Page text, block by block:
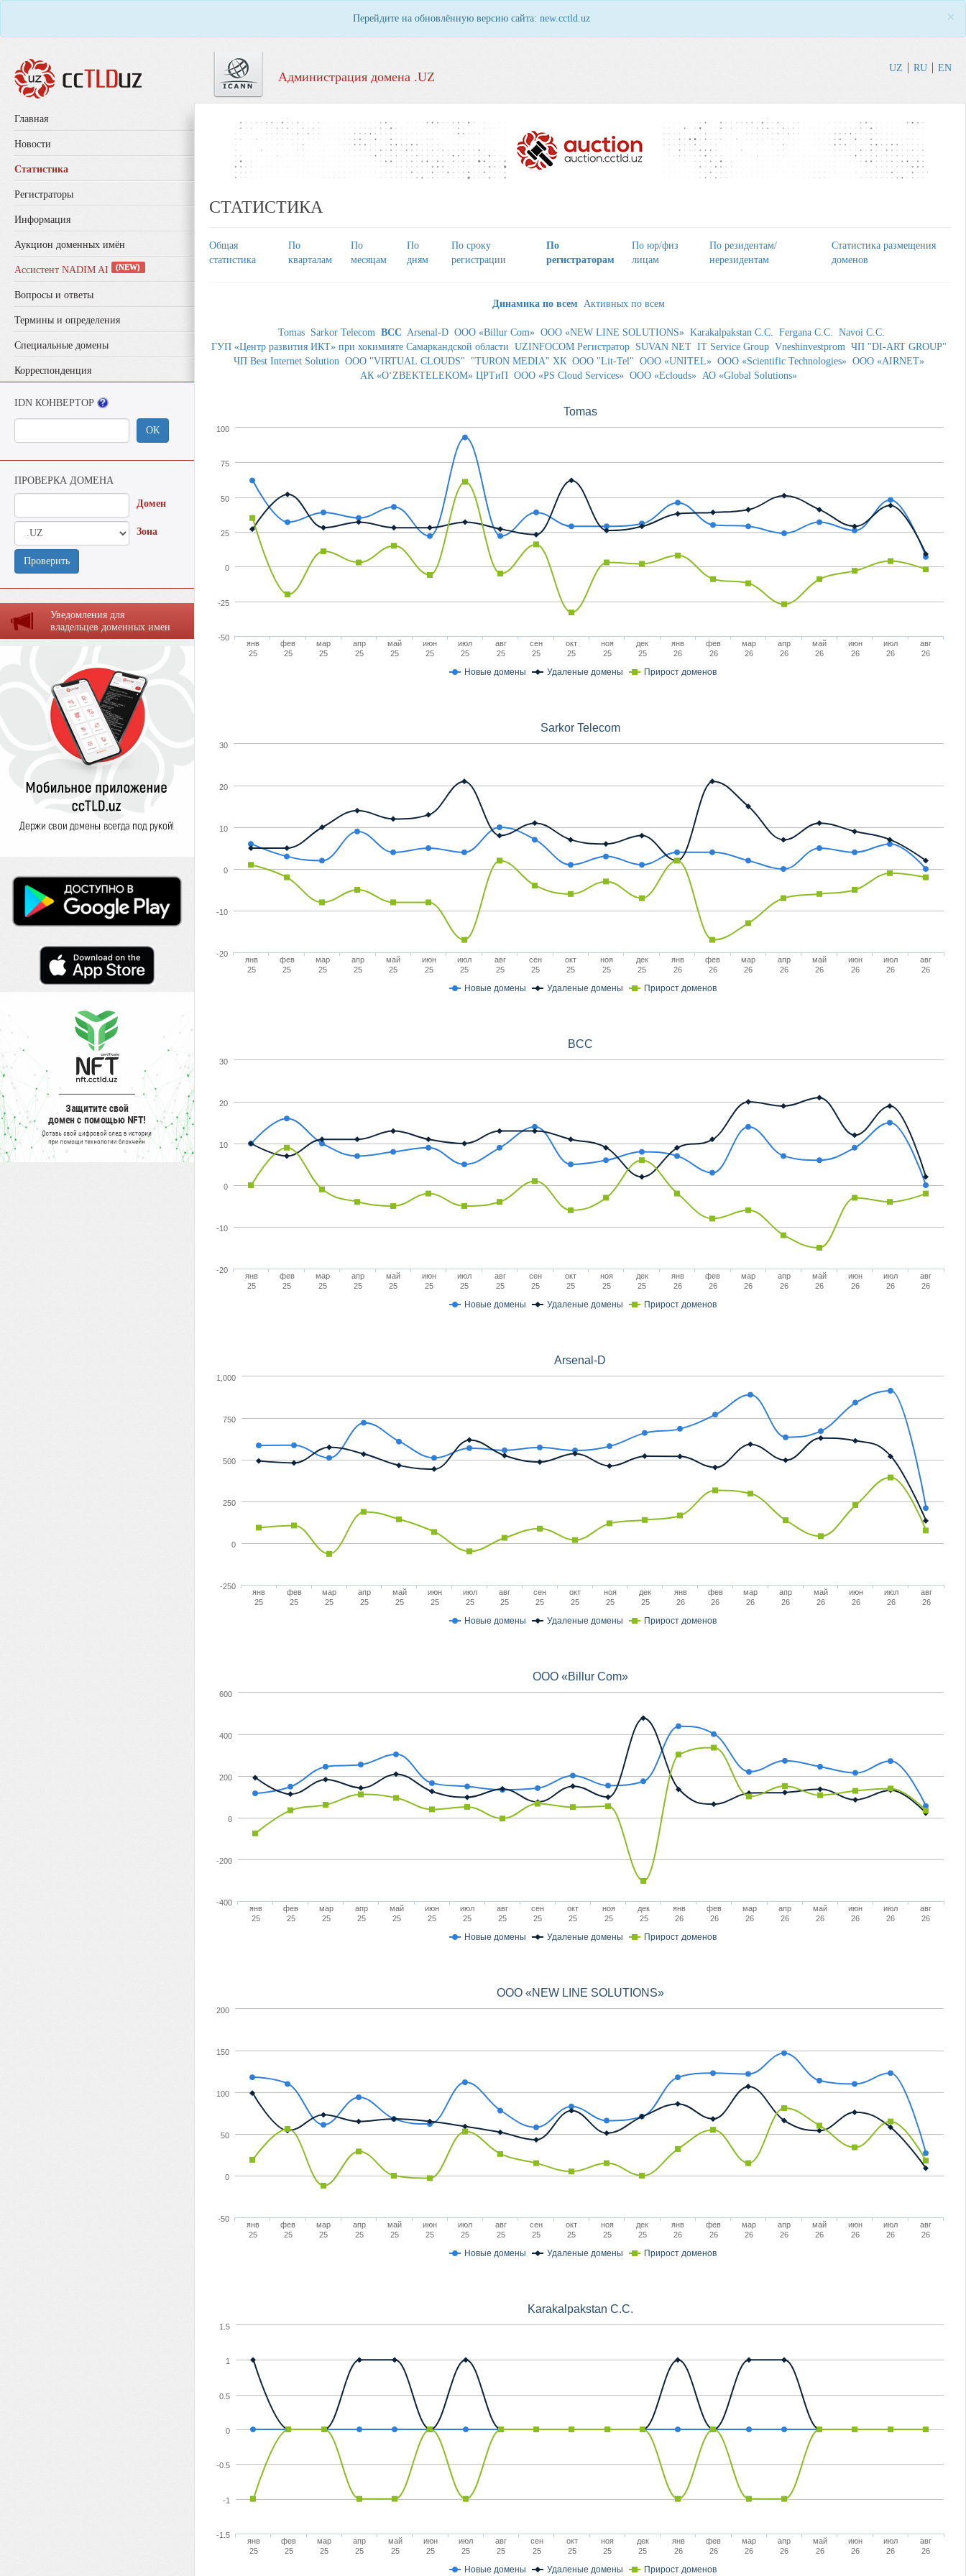
Перейдите на обновлённую версию сайта: new.cctld.uz ×
Администрация домена .UZ
UZ RU EN
Главная
Новости
Статистика
Регистраторы
Информация
Аукцион доменных имён
Ассистент NADIM AI (NEW)
Вопросы и ответы
Термины и определения
Специальные домены
Корреспонденция
IDN КОНВЕРТОР
ОК
ПРОВЕРКА ДОМЕНА
Домен
Зона
Проверить
Уведомления для
владельцев доменных имен
СТАТИСТИКА
Общая
статистика
По
кварталам
По
месяцам
По
дням
По сроку
регистрации
По
регистраторам
По юр/физ
лицам
По резидентам/
нерезидентам
Статистика размещения
доменов
Динамика по всем Активных по всем
Tomas Sarkor Telecom BCC Arsenal-D ООО «Billur Com» ООО «NEW LINE SOLUTIONS» Karakalpakstan C.C. Fergana C.C. Navoi C.C.
ГУП «Центр развития ИКТ» при хокимияте Самаркандской области UZINFOCOM Регистратор SUVAN NET IT Service Group Vneshinvestprom ЧП "DI-ART GROUP"
ЧП Best Internet Solution ООО "VIRTUAL CLOUDS" "TURON MEDIA" ХК OOO "Lit-Tel" OOO «UNITEL» OOO «Scientific Technologies» ООО «AIRNET»
АК «O‘ZBEKTELEKOM» ЦРТиП ООО «PS Cloud Services» ООО «Eclouds» АО «Global Solutions»
Tomas
Новые домены Удаленые домены Прирост доменов
янв
25
фев
25
мар
25
апр
25
май
25
июн
25
июл
25
авг
25
сен
25
окт
25
ноя
25
дек
25
янв
26
фев
26
мар
26
апр
26
май
26
июн
26
июл
26
авг
26
-50
-25
0
25
50
75
100
Sarkor Telecom
Новые домены Удаленые домены Прирост доменов
янв
25
фев
25
мар
25
апр
25
май
25
июн
25
июл
25
авг
25
сен
25
окт
25
ноя
25
дек
25
янв
26
фев
26
мар
26
апр
26
май
26
июн
26
июл
26
авг
26
-20
-10
0
10
20
30
BCC
Новые домены Удаленые домены Прирост доменов
янв
25
фев
25
мар
25
апр
25
май
25
июн
25
июл
25
авг
25
сен
25
окт
25
ноя
25
дек
25
янв
26
фев
26
мар
26
апр
26
май
26
июн
26
июл
26
авг
26
-20
-10
0
10
20
30
Arsenal-D
Новые домены Удаленые домены Прирост доменов
янв
25
фев
25
мар
25
апр
25
май
25
июн
25
июл
25
авг
25
сен
25
окт
25
ноя
25
дек
25
янв
26
фев
26
мар
26
апр
26
май
26
июн
26
июл
26
авг
26
0
1,000
-250
250
500
750
ООО «Billur Com»
Новые домены Удаленые домены Прирост доменов
янв
25
фев
25
мар
25
апр
25
май
25
июн
25
июл
25
авг
25
сен
25
окт
25
ноя
25
дек
25
янв
26
фев
26
мар
26
апр
26
май
26
июн
26
июл
26
авг
26
-400
-200
0
200
400
600
ООО «NEW LINE SOLUTIONS»
Новые домены Удаленые домены Прирост доменов
янв
25
фев
25
мар
25
апр
25
май
25
июн
25
июл
25
авг
25
сен
25
окт
25
ноя
25
дек
25
янв
26
фев
26
мар
26
апр
26
май
26
июн
26
июл
26
авг
26
0
50
100
150
-50
200
Karakalpakstan C.C.
Новые домены Удаленые домены Прирост доменов
янв
25
фев
25
мар
25
апр
25
май
25
июн
25
июл
25
авг
25
сен
25
окт
25
ноя
25
дек
25
янв
26
фев
26
мар
26
апр
26
май
26
июн
26
июл
26
авг
26
-1.5
-1
-0.5
0
0.5
1
1.5